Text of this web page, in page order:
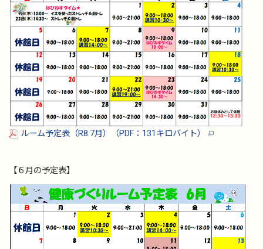
ルーム予定表（R8.7月）（PDF：131キロバイト）
【６月の予定表】